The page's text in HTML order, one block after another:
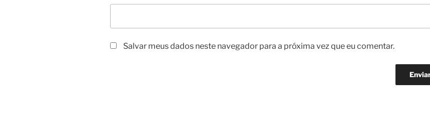
Salvar meus dados neste navegador para a próxima vez que eu comentar.